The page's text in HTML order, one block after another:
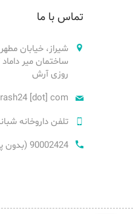
تماس با ما
شیراز، خیابان
روزی آرش
[dot] com
تلفن داروخانه
90002424 (بدون پیش شماره)